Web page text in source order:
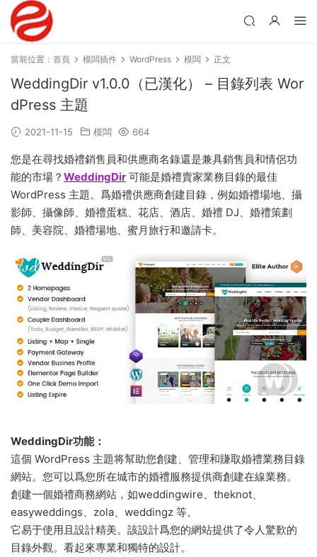
當前位置： 首頁 模闆插件 WordPress 模闆 正文
WeddingDir v1.0.0（已漢化） – 目錄列表 Wor
dPress 主題
2021-11-15 模闆 664
您是在尋找婚禮銷售員和供應商名錄還是兼具銷售員和情侶功
能的市場？ WeddingDir 可能是婚禮賣家業務目錄的最佳
WordPress 主題。爲婚禮供應商創建目錄，例如婚禮場地、攝
影師、攝像師、婚禮蛋糕、花店、酒店、婚禮 DJ、婚禮策劃
師、美容院、婚禮場地、蜜月旅行和邀請卡。
WeddingDir功能：
這個 WordPress 主題将幫助您創建、管理和賺取婚禮業務目錄
網站。您可以爲您所在城市的婚禮服務提供商創建在線業務。
創建一個婚禮商務網站，如weddingwire、theknot、
easyweddings、zola、weddingz 等。
它易于使用且設計精美。該設計爲您的網站提供了令人驚歎的
目錄外觀。看起來專業和獨特的設計。